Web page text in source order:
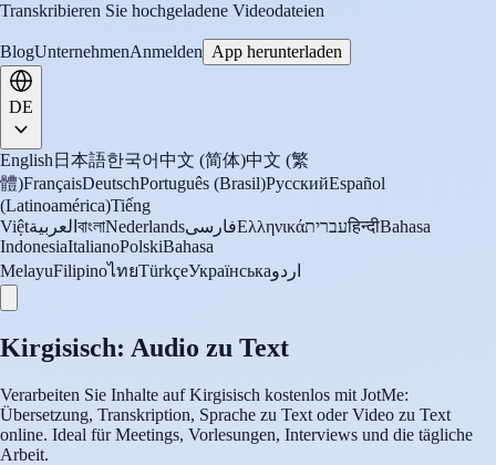
Transkribieren Sie hochgeladene Videodateien
BlogUnternehmenAnmelden App herunterladen
DE
English 日本語한국어中文 (简体)中文 (繁
體)FrançaisDeutschPortuguês (Brasil)РусскийEspañol
(Latinoamérica)Tiếng
Việtالعربية বাংলাNederlandsفارسیΕλληνικάעבריתहिन्दीBahasa
IndonesiaItalianoPolskiBahasa
MelayuFilipinoไทยTürkçeУкраїнськаاردو
Kirgisisch: Audio zu Text
Verarbeiten Sie Inhalte auf Kirgisisch kostenlos mit JotMe:
Übersetzung, Transkription, Sprache zu Text oder Video zu Text
online. Ideal für Meetings, Vorlesungen, Interviews und die tägliche
Arbeit.